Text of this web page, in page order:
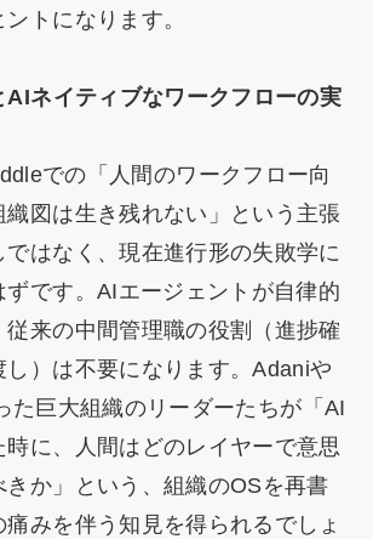
トになります。
AIネイティブなワークフローの実
での「人間のワークフロー向
織図は生き残れない」という主張
ではなく、現在進行形の失敗学に
ずです。AIエージェントが自律的
従来の中間管理職の役割（進捗確
し）は不要になります。Adaniや
た巨大組織のリーダーたちが「AI
時に、人間はどのレイヤーで意思
きか」という、組織のOSを再書
みを伴う知見を得られるでしょ